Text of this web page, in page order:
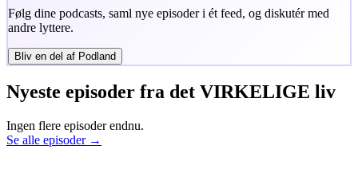
Følg dine podcasts, saml nye episoder i ét feed, og diskutér med
andre lyttere.
Bliv en del af Podland
Nyeste episoder fra det VIRKELIGE liv
Ingen flere episoder endnu.
Se alle episoder →